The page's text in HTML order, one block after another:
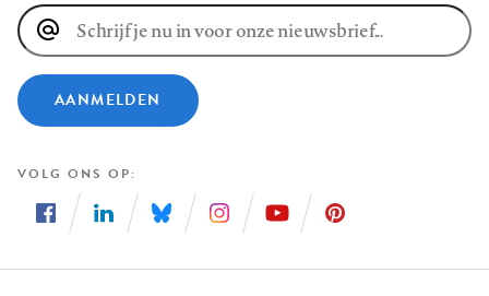
E-
mailadres
AANMELDEN
VOLG ONS OP
ons
ons
ons
ons
ons
ons